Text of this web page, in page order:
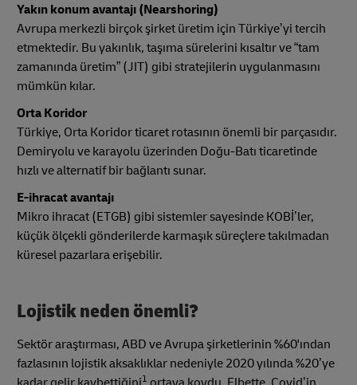
Yakın konum avantajı (Nearshoring)
Avrupa merkezli birçok şirket üretim için Türkiye’yi tercih
etmektedir. Bu yakınlık, taşıma sürelerini kısaltır ve “tam
zamanında üretim” (JIT) gibi stratejilerin uygulanmasını
mümkün kılar.
Orta Koridor
Türkiye, Orta Koridor ticaret rotasının önemli bir parçasıdır.
Demiryolu ve karayolu üzerinden Doğu-Batı ticaretinde
hızlı ve alternatif bir bağlantı sunar.
E-ihracat avantajı
Mikro ihracat (ETGB) gibi sistemler sayesinde KOBİ’ler,
küçük ölçekli gönderilerde karmaşık süreçlere takılmadan
küresel pazarlara erişebilir.
Lojistik neden önemli?
Sektör araştırması, ABD ve Avrupa şirketlerinin %60'ından
fazlasının lojistik aksaklıklar nedeniyle 2020 yılında %20’ye
1